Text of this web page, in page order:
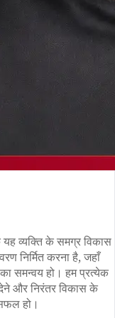
यह व्यक्ति के समग्र विकास
निर्मित करना है, जहाँ
समन्वय हो। हम प्रत्येक
देने और निरंतर विकास के
हो।